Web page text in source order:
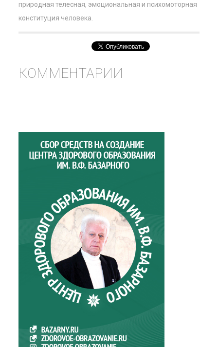
природная телесная, эмоциональная и психомоторная
конституция человека.
КОММЕНТАРИИ